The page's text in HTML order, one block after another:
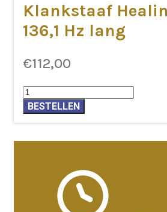
Klankstaaf
136,1 Hz lang
€112,00
Klankstaaf
Healing
Ohm
136,1
BESTELLEN